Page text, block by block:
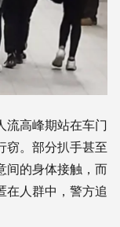
流高峰期站在车门
窃。部分扒手甚至
间的身体接触，而
在人群中，警方追